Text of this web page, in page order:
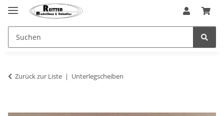
Zurück zur Liste Unterlegscheiben